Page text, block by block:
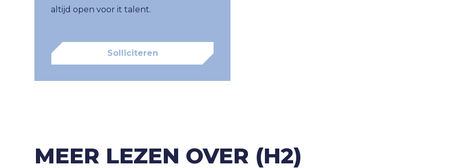
altijd open voor it talent.
Solliciteren
MEER LEZEN OVER (H2)